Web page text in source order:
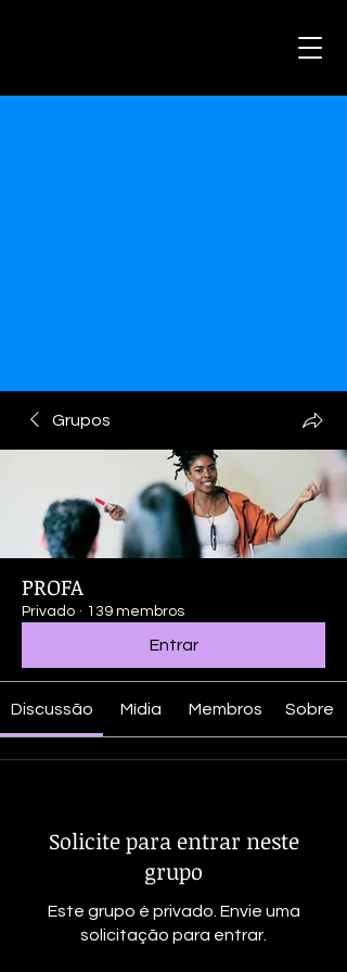
Grupos
PROFA
Privado · 139 membros
Entrar
Discussão Mídia Membros Sobre
Solicite para entrar neste
grupo
Este grupo é privado. Envie uma
solicitação para entrar.